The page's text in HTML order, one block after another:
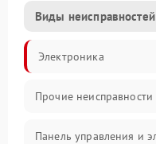
Виды неисправностей
Электроника
Прочие неисправности
Панель управления и